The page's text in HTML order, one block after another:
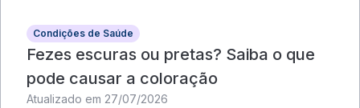
Condições de Saúde
Fezes escuras ou pretas? Saiba o que
pode causar a coloração
Atualizado em 27/07/2026